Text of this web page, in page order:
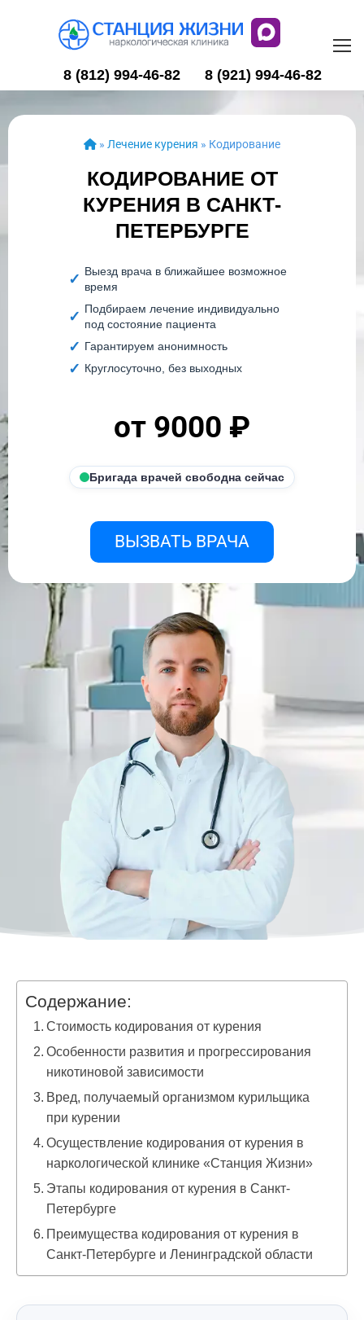
8 (812) 994-46-82 8 (921) 994-46-82
» Лечение курения » Кодирование
КОДИРОВАНИЕ ОТ
КУРЕНИЯ В САНКТ-
ПЕТЕРБУРГЕ
Выезд врача в ближайшее возможное
время
Подбираем лечение индивидуально
под состояние пациента
Гарантируем анонимность
Круглосуточно, без выходных
от 9000 ₽
Бригада врачей свободна сейчас
ВЫЗВАТЬ ВРАЧА
Содержание:
Стоимость кодирования от курения
Особенности развития и прогрессирования
никотиновой зависимости
Вред, получаемый организмом курильщика
при курении
Осуществление кодирования от курения в
наркологической клинике «Станция Жизни»
Этапы кодирования от курения в Санкт-
Петербурге
Преимущества кодирования от курения в
Санкт-Петербурге и Ленинградской области